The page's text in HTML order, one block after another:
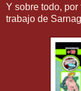
Y sobre todo,
trabajo de